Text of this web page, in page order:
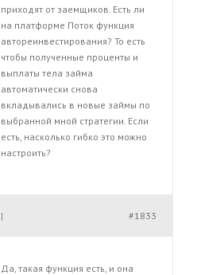
приходят от заемщиков. Есть ли
на платформе Поток функция
автореинвестирования? То есть
чтобы полученные проценты и
выплаты тела займа
автоматически снова
вкладывались в новые займы по
выбранной мной стратегии. Если
есть, насколько гибко это можно
настроить?
#1833
|
Да, такая функция есть, и она